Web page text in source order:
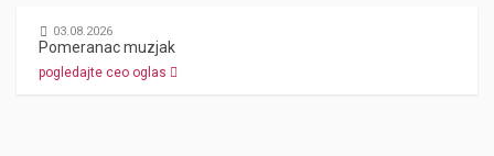
03.08.2026
Pomeranac muzjak
pogledajte ceo oglas